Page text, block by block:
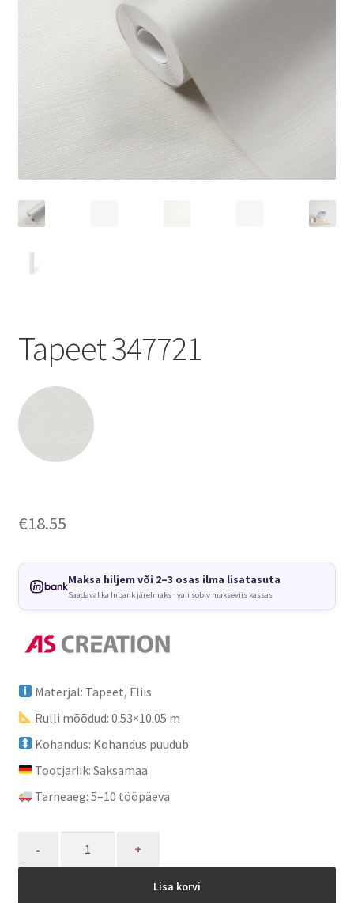
Tapeet 347721
€18.55
Maksa hiljem või 2–3 osas ilma lisatasuta
Saadaval ka Inbank järelmaks · vali sobiv makseviis kassas
Materjal: Tapeet, Fliis
Rulli mõõdud: 0.53×10.05 m
Kohandus: Kohandus puudub
Tootjariik: Saksamaa
Tarneaeg: 5–10 tööpäeva
Lisa korvi